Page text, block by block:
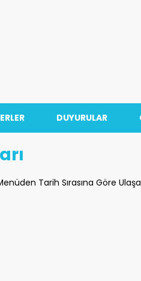
DUYURULAR
Tarih Sırasına Göre